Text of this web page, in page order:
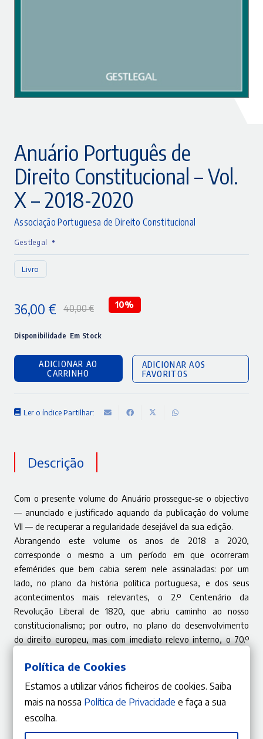
Anuário Português de
Direito Constitucional – Vol.
X – 2018-2020
Associação Portuguesa de Direito Constitucional
Gestlegal •
Livro
40,00€
preço
original
era:
40,00 €.
36,00 €
preço
atual
é:
36,00 €.
10%
Disponibilidade Em Stock
ADICIONAR AO
CARRINHO
ADICIONAR AOS
FAVORITOS
Ler o índice Partilhar:
Descrição
Com o presente volume do Anuário prossegue‑se o objectivo
— anunciado e justificado aquando da publicação do volume
VII — de recuperar a regularidade desejável da sua edição.
Abrangendo este volume os anos de 2018 a 2020,
corresponde o mesmo a um período em que ocorreram
efemérides que bem cabia serem nele assinaladas: por um
lado, no plano da história política portuguesa, e dos seus
acontecimentos mais relevantes, o 2.º Centenário da
Revolução Liberal de 1820, que abriu caminho ao nosso
constitucionalismo; por outro, no plano do desenvolvimento
do direito europeu, mas com imediato relevo interno, o 70.º
Convenção Europeia dos Direitos do Homem, e o 20.º
aniversário da proclamação conjunta, pelas instituições
políticas da União, em Dezembro de 2000, da Carta dos
Política de Cookies
Estamos a utilizar vários ficheiros de cookies. Saiba
mais na nossa Política de Privacidade e faça a sua
escolha.